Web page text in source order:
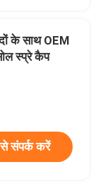
के साथ OEM
स्प्रे कैप
संपर्क करें
रिसाव सबूत